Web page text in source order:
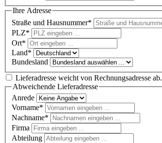
Ihre Adresse
Straße und Hausnummer*
PLZ*
Ort*
Land*
Bundesland
Lieferadresse weicht von Rechnungsadresse ab.
Abweichende Lieferadresse
Anrede
Vorname*
Nachname*
Firma
Abteilung